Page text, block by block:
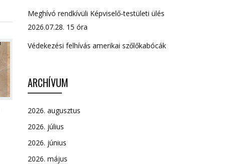
Meghívó rendkívüli Képviselő-testületi ülés
2026.07.28. 15 óra
Védekezési felhívás amerikai szőlőkabócák
ARCHÍVUM
2026. augusztus
2026. július
2026. június
2026. május